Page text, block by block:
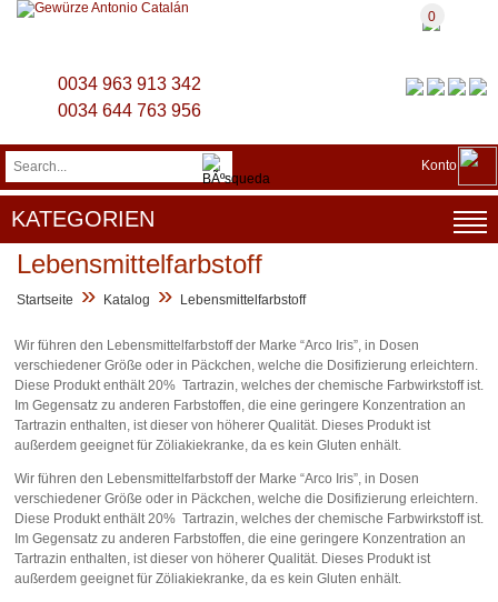
0
0034 963 913 342
0034 644 763 956
Konto
KATEGORIEN
Lebensmittelfarbstoff
Startseite » Katalog » Lebensmittelfarbstoff
Wir führen den Lebensmittelfarbstoff der Marke “Arco Iris”, in Dosen
verschiedener Größe oder in Päckchen, welche die Dosifizierung erleichtern.
Diese Produkt enthält 20% Tartrazin, welches der chemische Farbwirkstoff ist.
Im Gegensatz zu anderen Farbstoffen, die eine geringere Konzentration an
Tartrazin enthalten, ist dieser von höherer Qualität. Dieses Produkt ist
außerdem geeignet für Zöliakiekranke, da es kein Gluten enhält.
Wir führen den Lebensmittelfarbstoff der Marke “Arco Iris”, in Dosen
verschiedener Größe oder in Päckchen, welche die Dosifizierung erleichtern.
Diese Produkt enthält 20% Tartrazin, welches der chemische Farbwirkstoff ist.
Im Gegensatz zu anderen Farbstoffen, die eine geringere Konzentration an
Tartrazin enthalten, ist dieser von höherer Qualität. Dieses Produkt ist
außerdem geeignet für Zöliakiekranke, da es kein Gluten enhält.